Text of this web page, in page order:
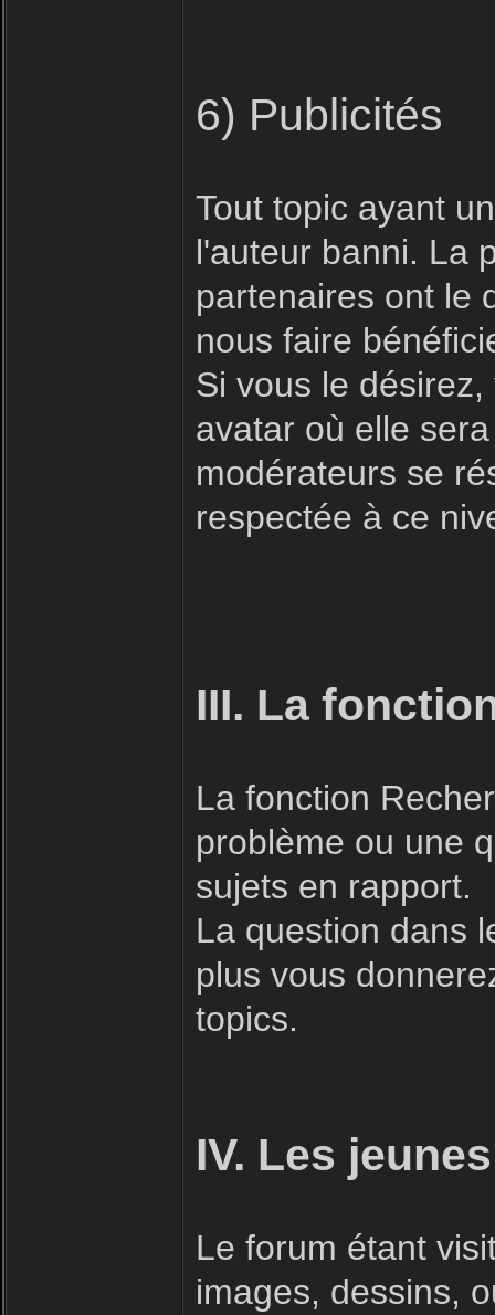
6) Publicités
Tout topic ayant
l'auteur banni. La
partenaires ont le
nous faire
Si vous le
avatar où elle
modérateurs se
respectée à ce
III. La
La fonction
problème ou une
sujets en rapport.
La question dans
plus vous
topics.
IV. Les jeunes
Le forum étant
images, dessins,